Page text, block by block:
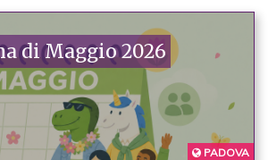
di Maggio 2026
PADOVA